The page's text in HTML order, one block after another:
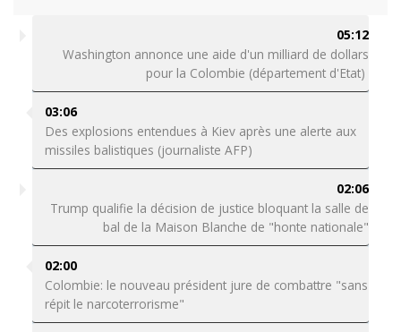
05:12
Washington annonce une aide d'un milliard de dollars
pour la Colombie (département d'Etat)
03:06
Des explosions entendues à Kiev après une alerte aux
missiles balistiques (journaliste AFP)
02:06
Trump qualifie la décision de justice bloquant la salle de
bal de la Maison Blanche de "honte nationale"
02:00
Colombie: le nouveau président jure de combattre "sans
répit le narcoterrorisme"